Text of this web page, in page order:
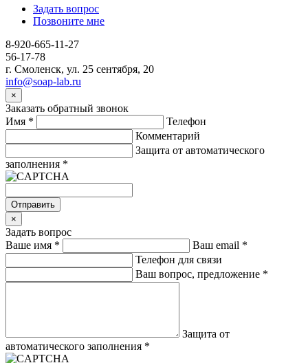
Задать вопрос
Позвоните мне
8-920-665-11-27
56-17-78
г. Смоленск, ул. 25 сентября, 20
info@soap-lab.ru
×
Заказать обратный звонок
Имя *
Телефон
Комментарий
Защита от автоматического
заполнения *
Отправить
×
Задать вопрос
Ваше имя * Ваш email *
Телефон для связи
Ваш вопрос, предложение *
Защита от
автоматического заполнения *